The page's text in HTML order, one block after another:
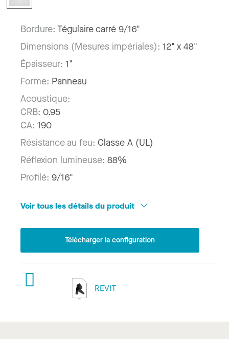
Bordure: Tégulaire carré 9/16"
Dimensions (Mesures impériales): 12" x 48"
Épaisseur: 1"
Forme: Panneau
Acoustique:
CRB: 0.95
CA: 190
Résistance au feu: Classe A (UL)
Réflexion lumineuse: 88%
Profilé: 9/16"
Voir tous les détails du produit
Télécharger la configuration
REVIT